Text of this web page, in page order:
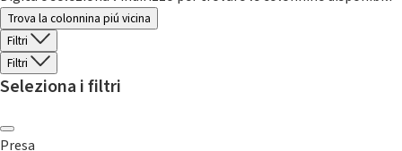
Trova la colonnina piú vicina
Filtri
Filtri
Seleziona i filtri
Presa